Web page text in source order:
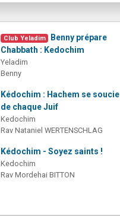
Club Yeladim
Benny prépare
Chabbath : Kedochim
Yeladim
Benny
Kédochim : Hachem se soucie
de chaque Juif
Kedochim
Rav Nataniel WERTENSCHLAG
Kédochim - Soyez saints !
Kedochim
Rav Mordehai BITTON